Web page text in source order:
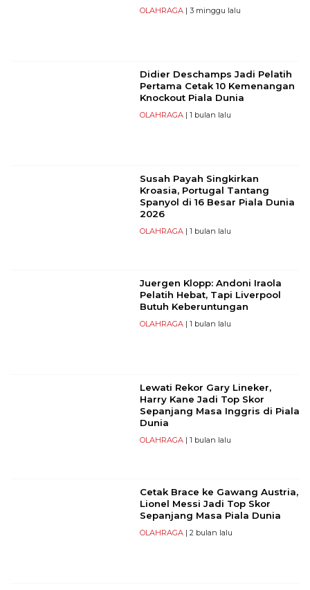
OLAHRAGA| 3 minggu lalu
Didier Deschamps Jadi Pelatih
Pertama Cetak 10 Kemenangan
Knockout Piala Dunia
OLAHRAGA| 1 bulan lalu
Susah Payah Singkirkan
Kroasia, Portugal Tantang
Spanyol di 16 Besar Piala Dunia
2026
OLAHRAGA| 1 bulan lalu
Juergen Klopp: Andoni Iraola
Pelatih Hebat, Tapi Liverpool
Butuh Keberuntungan
OLAHRAGA| 1 bulan lalu
Lewati Rekor Gary Lineker,
Harry Kane Jadi Top Skor
Sepanjang Masa Inggris di Piala
Dunia
OLAHRAGA| 1 bulan lalu
Cetak Brace ke Gawang Austria,
Lionel Messi Jadi Top Skor
Sepanjang Masa Piala Dunia
OLAHRAGA| 2 bulan lalu